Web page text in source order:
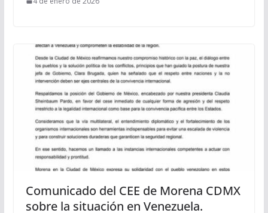
Comunicado del CEE de Morena CDMX
sobre la situación en Venezuela.